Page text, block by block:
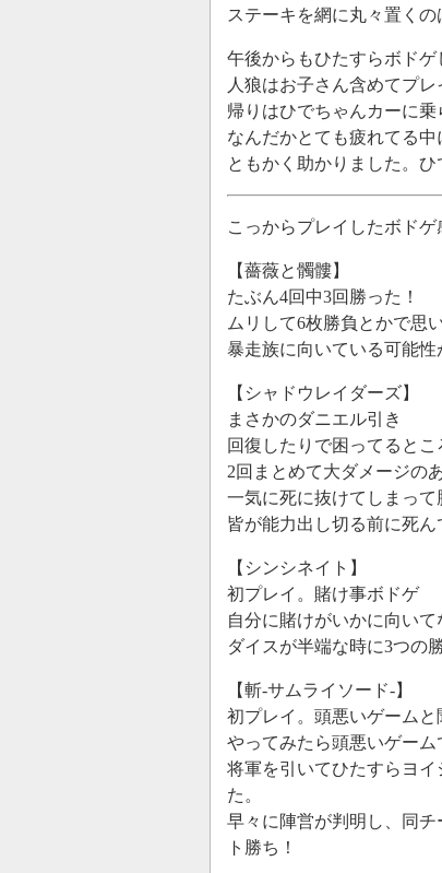
ステーキを網に丸々置くの
午後からもひたすらボドゲ
人狼はお子さん含めてプ
帰りはひでちゃんカーに乗
なんだかとても疲れてる中
ともかく助かりました。ひ
こっからプレイしたボドゲ
【薔薇と髑髏】
たぶん4回中3回勝った！
ムリして6枚勝負とかで思
暴走族に向いている可能
【シャドウレイダーズ】
まさかのダニエル引き
回復したりで困ってるとこ
2回まとめて大ダメージの
一気に死に抜けてしまって
皆が能力出し切る前に死
【シンシネイト】
初プレイ。賭け事ボドゲ
自分に賭けがいかに向い
ダイスが半端な時に3つの
【斬-サムライソード-】
初プレイ。頭悪いゲームと
やってみたら頭悪いゲーム
将軍を引いてひたすらヨ
た。
早々に陣営が判明し、同
ト勝ち！